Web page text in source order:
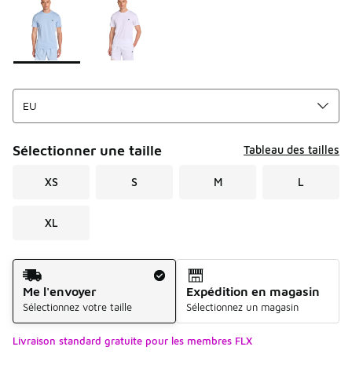
Sélectionner une taille Tableau des tailles
XS S M L
XL
Mode d'expédition
Me l'envoyer
Sélectionnez votre taille
Expédition en magasin
Sélectionnez un magasin
Livraison standard gratuite pour les membres FLX